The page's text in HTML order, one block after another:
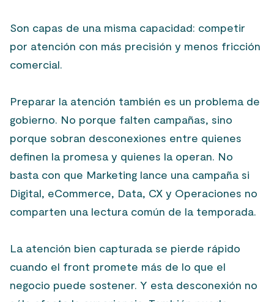
Son capas de una misma capacidad: competir
por atención con más precisión y menos fricción
comercial.
Preparar la atención también es un problema de
gobierno. No porque falten campañas, sino
porque sobran desconexiones entre quienes
definen la promesa y quienes la operan. No
basta con que Marketing lance una campaña si
Digital, eCommerce, Data, CX y Operaciones no
comparten una lectura común de la temporada.
La atención bien capturada se pierde rápido
cuando el front promete más de lo que el
negocio puede sostener. Y esta desconexión no